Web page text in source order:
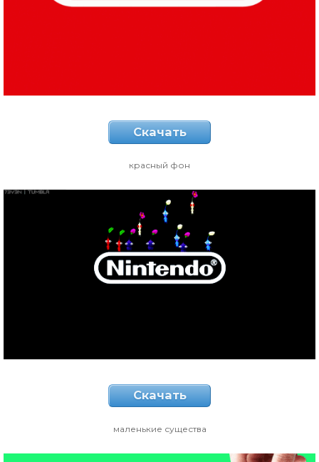
Скачать
красный фон
Скачать
маленькие существа